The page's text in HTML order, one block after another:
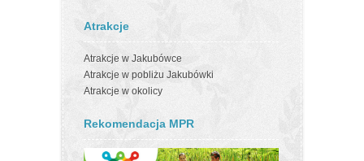
Atrakcje
Atrakcje w Jakubówce
Atrakcje w pobliżu Jakubówki
Atrakcje w okolicy
Rekomendacja MPR